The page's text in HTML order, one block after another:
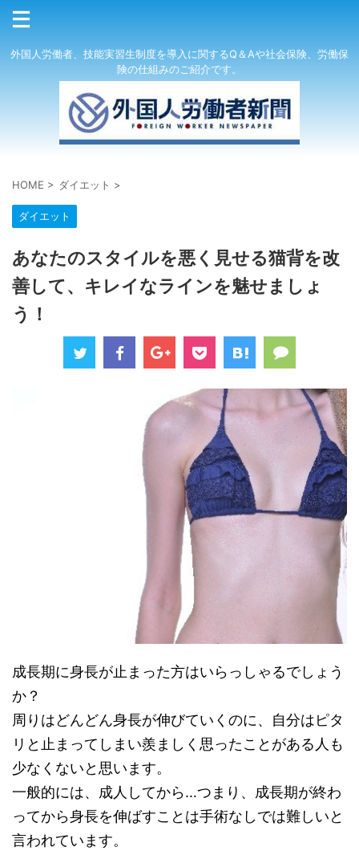
外国人労働者、技能実習生制度を導入に関するQ＆Aや社会保険、労働保
険の仕組みのご紹介です。
HOME > ダイエット >
ダイエット
あなたのスタイルを悪く見せる猫背を改
善して、キレイなラインを魅せましょ
う！
成長期に身長が止まった方はいらっしゃるでしょう
か？
周りはどんどん身長が伸びていくのに、自分はピタ
リと止まってしまい羨ましく思ったことがある人も
少なくないと思います。
一般的には、成人してから…つまり、成長期が終わ
ってから身長を伸ばすことは手術なしでは難しいと
言われています。